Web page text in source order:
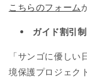
こちらのフォーム
ガイド割引
「サンゴに優し
境保護プロジェク